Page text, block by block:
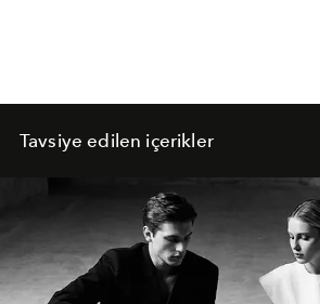
Tavsiye edilen içerikler